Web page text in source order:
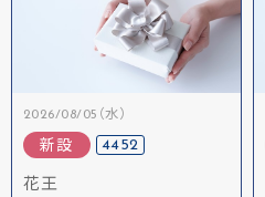
2026/08/05（水）
新設 4452
花王